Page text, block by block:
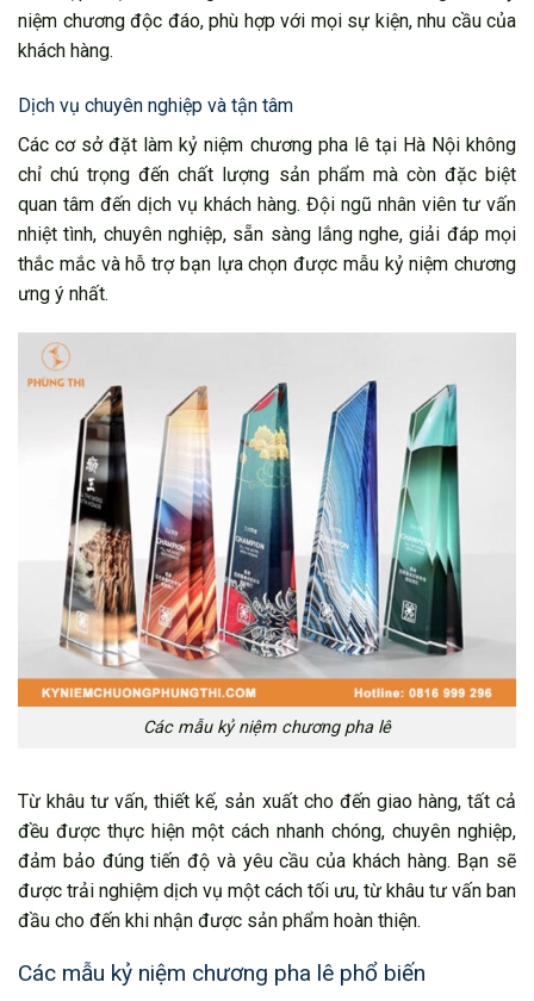
niệm chương độc đáo, phù hợp với mọi sự kiện, nhu cầu của
khách hàng.
Dịch vụ chuyên nghiệp và tận tâm
Các cơ sở đặt làm kỷ niệm chương pha lê tại Hà Nội không
chỉ chú trọng đến chất lượng sản phẩm mà còn đặc biệt
quan tâm đến dịch vụ khách hàng. Đội ngũ nhân viên tư vấn
nhiệt tình, chuyên nghiệp, sẵn sàng lắng nghe, giải đáp mọi
thắc mắc và hỗ trợ bạn lựa chọn được mẫu kỷ niệm chương
ưng ý nhất.
Các mẫu kỷ niệm chương pha lê
Từ khâu tư vấn, thiết kế, sản xuất cho đến giao hàng, tất cả
đều được thực hiện một cách nhanh chóng, chuyên nghiệp,
đảm bảo đúng tiến độ và yêu cầu của khách hàng. Bạn sẽ
được trải nghiệm dịch vụ một cách tối ưu, từ khâu tư vấn ban
đầu cho đến khi nhận được sản phẩm hoàn thiện.
Các mẫu kỷ niệm chương pha lê phổ biến